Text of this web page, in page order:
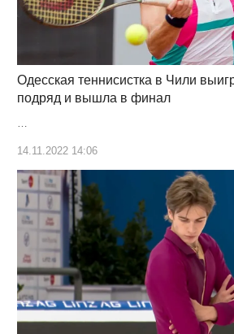
Одесская теннисистка в Чили
подряд и вышла в финал
…
14.11.2022 14:06